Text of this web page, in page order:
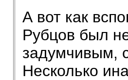
А вот как
Рубцов был
задумчивым,
Несколько